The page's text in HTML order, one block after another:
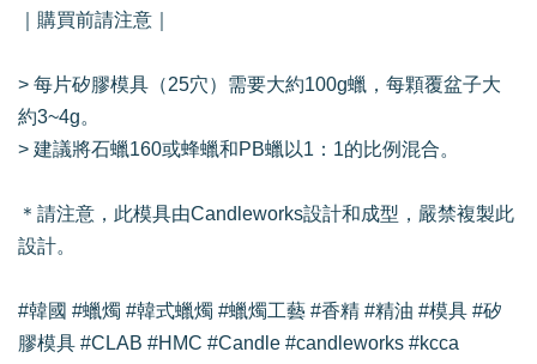
｜購買前請注意｜
> 每片矽膠模具（25穴）需要大約100g蠟，每顆覆盆子大
約3~4g。
> 建議將石蠟160或蜂蠟和PB蠟以1：1的比例混合。
＊請注意，此模具由Candleworks設計和成型，嚴禁複製此
設計。
#韓國 #蠟燭 #韓式蠟燭 #蠟燭工藝 #香精 #精油 #模具 #矽
膠模具 #CLAB #HMC #Candle #candleworks #kcca